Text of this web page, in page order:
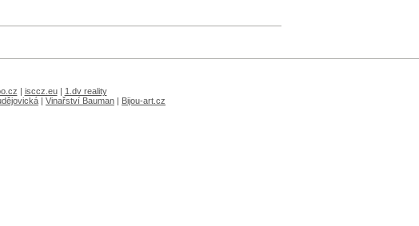
| isccz.eu | 1.dv reality
| Vinařství Bauman | Bijou-art.cz